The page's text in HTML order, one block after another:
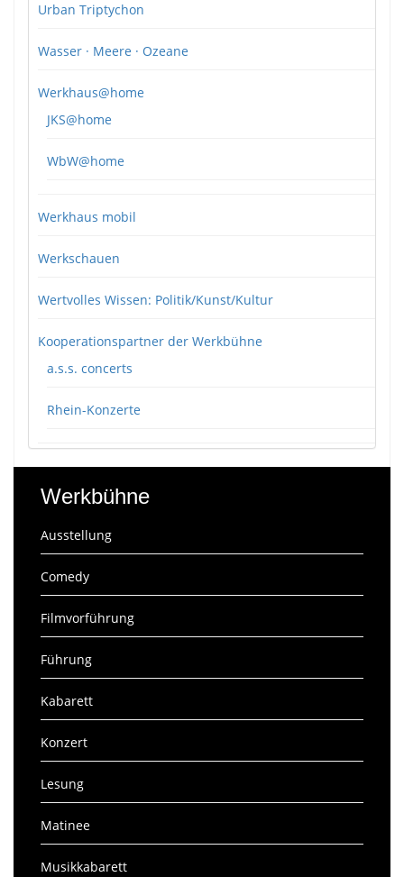
Urban Triptychon
Wasser · Meere · Ozeane
Werkhaus@home
JKS@home
WbW@home
Werkhaus mobil
Werkschauen
Wertvolles Wissen: Politik/Kunst/Kultur
Kooperationspartner der Werkbühne
a.s.s. concerts
Rhein-Konzerte
Werkbühne
Ausstellung
Comedy
Filmvorführung
Führung
Kabarett
Konzert
Lesung
Matinee
Musikkabarett